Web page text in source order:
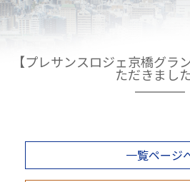
【プレサンスロジェ京橋グラ
ただきまし
一覧ページ